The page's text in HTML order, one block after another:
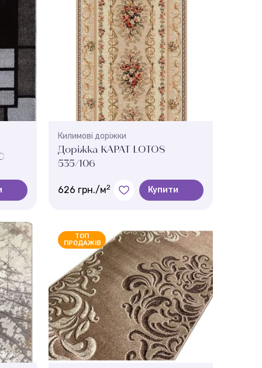
Висота ворсу:
Килимові доріжки
Доріжка КАРАТ LOTOS
535/106
626 грн./м2 Купити
Бежевий
Ширина, м.:
2 , 3 , 2.5 , 1.5 , 0.8 , 1.2 , 1.1
Висота ворсу:
9 мм
ТОП
ПРОДАЖІВ